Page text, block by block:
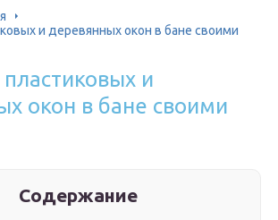
и деревянных окон в бане своими
и
окон в бане своими
Содержание